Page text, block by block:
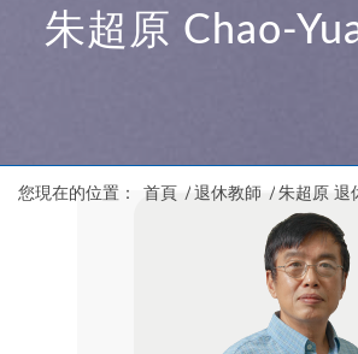
您現在的位置： 首頁 / 退休教師 / 朱超原 退
朱超原 Chao-